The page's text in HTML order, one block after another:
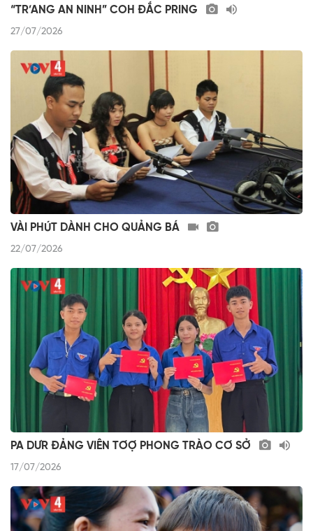
“TR’ANG AN NINH” COH ĐẮC PRING
27/07/2026
VÀI PHÚT DÀNH CHO QUẢNG BÁ
22/07/2026
PA DƯR ĐẢNG VIÊN TƠỢ PHONG TRÀO CƠ SỞ
17/07/2026